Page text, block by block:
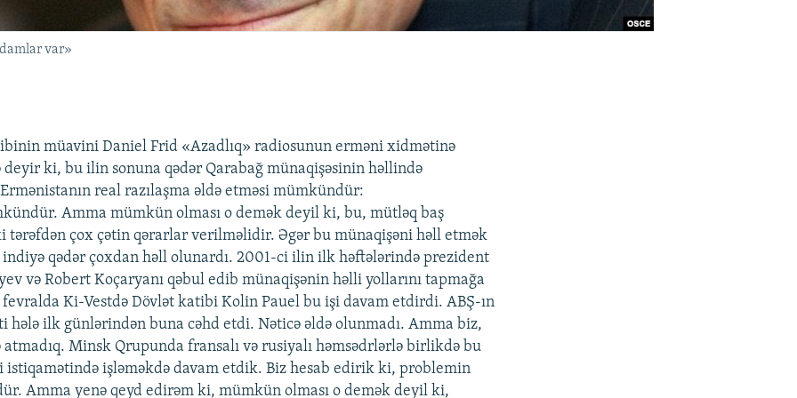
var»
müavini Daniel Frid «Azadlıq» radiosunun erməni xidmətinə
deyir ki, bu ilin sonuna qədər Qarabağ münaqişəsinin həllində
real razılaşma əldə etməsi mümkündür:
Amma mümkün olması o demək deyil ki, bu, mütləq baş
tərəfdən çox çətin qərarlar verilməlidir. Əgər bu münaqişəni həll etmək
indiyə qədər çoxdan həll olunardı. 2001-ci ilin ilk həftələrində prezident
və Robert Koçaryanı qəbul edib münaqişənin həlli yollarını tapmağa
fevralda Ki-Vestdə Dövlət katibi Kolin Pauel bu işi davam etdirdi. ABŞ-ın
hələ ilk günlərindən buna cəhd etdi. Nəticə əldə olunmadı. Amma biz,
Minsk Qrupunda fransalı və rusiyalı həmsədrlərlə birlikdə bu
işləməkdə davam etdik. Biz hesab edirik ki, problemin
Amma yenə qeyd edirəm ki, mümkün olması o demək deyil ki,